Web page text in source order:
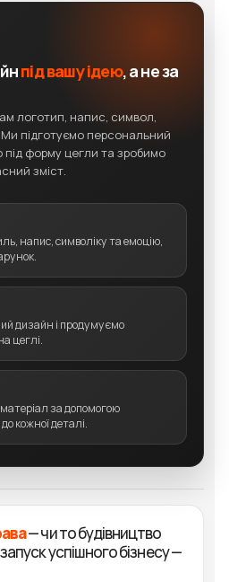
під вашу ідею, а не за
логотип, напис, символ,
Ми підготуємо персональний
форму цегли та зробимо
зміст.
напис, символіку та емоцію,
дизайн і продумуємо
цеглі.
за допомогою
кожної деталі.
— чи то будівництво
успішного бізнесу —